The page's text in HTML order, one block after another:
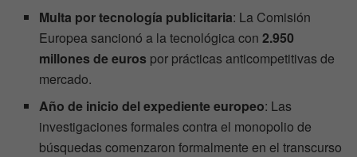
Multa por tecnología publicitaria: La Comisión
Europea sancionó a la tecnológica con2.950
millones de euros por prácticas anticompetitivas de
mercado.
Año de inicio del expediente europeo: Las
investigaciones formales contra el monopolio de
búsquedas comenzaron formalmente en el transcurso